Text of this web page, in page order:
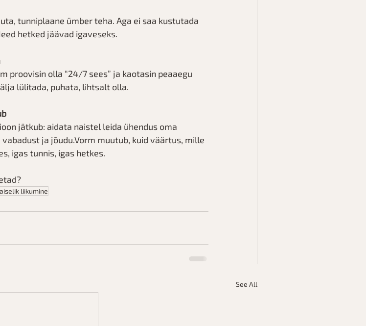
tunniplaane ümber teha. Aga ei saa kustutada
hetked jäävad igaveseks.
proovisin olla “24/7 sees” ja kaotasin peaaegu
lülitada, puhata, lihtsalt olla.
jätkub: aidata naistel leida ühendus oma
ja jõudu.Vorm muutub, kuid väärtus, mille
igas tunnis, igas hetkes.
liikumine
See All